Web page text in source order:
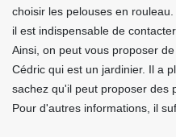
choisir les pelouses en
il est indispensable de
Ainsi, on peut vous proposer
Cédric qui est un jardinier. Il a
sachez qu'il peut proposer des
Pour d'autres informations, il